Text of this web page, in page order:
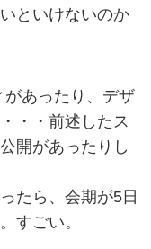
といけないのか
があったり、デザ
・・前述したス
開があったりし
たら、会期が5日
すごい。